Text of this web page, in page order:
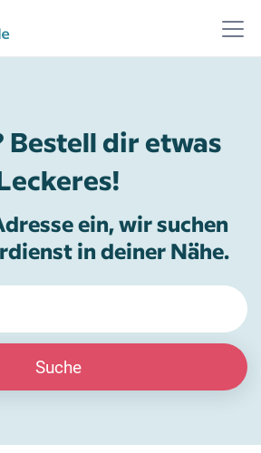
Bestell dir etwas
ein, wir suchen
in deiner Nähe.
Suche